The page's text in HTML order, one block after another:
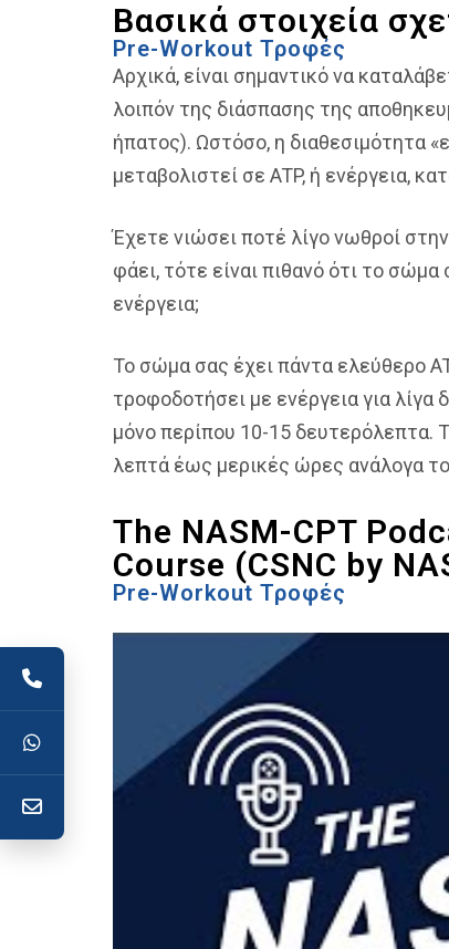
Βασικά στοιχεία
Pre-Workout Τροφές
Αρχικά, είναι σημαντικό να
λοιπόν της διάσπασης της
ήπατος). Ωστόσο, η διαθεσιμότητα
μεταβολιστεί σε ATP, ή ενέργεια,
Έχετε νιώσει ποτέ λίγο νωθροί
φάει, τότε είναι πιθανό ότι το
ενέργεια;
Το σώμα σας έχει πάντα ελεύθερο
τροφοδοτήσει με ενέργεια για
μόνο περίπου 10-15 δευτερόλεπτα.
λεπτά έως μερικές ώρες ανάλογα
The NASM-CPT
Course (CSNC by
Pre-Workout Τροφές